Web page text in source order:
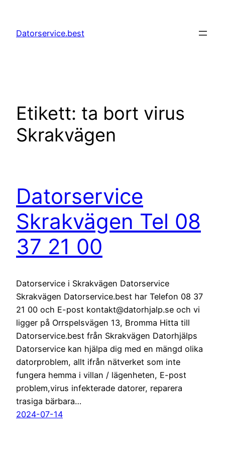
innehåll
Datorservice.best
Etikett: ta bort virus
Skrakvägen
Datorservice
Skrakvägen Tel 08
37 21 00
Datorservice i Skrakvägen Datorservice
Skrakvägen Datorservice.best har Telefon 08 37
21 00 och E-post kontakt@datorhjalp.se och vi
ligger på Orrspelsvägen 13, Bromma Hitta till
Datorservice.best från Skrakvägen Datorhjälps
Datorservice kan hjälpa dig med en mängd olika
datorproblem, allt ifrån nätverket som inte
fungera hemma i villan / lägenheten, E-post
problem,virus infekterade datorer, reparera
trasiga bärbara…
2024-07-14